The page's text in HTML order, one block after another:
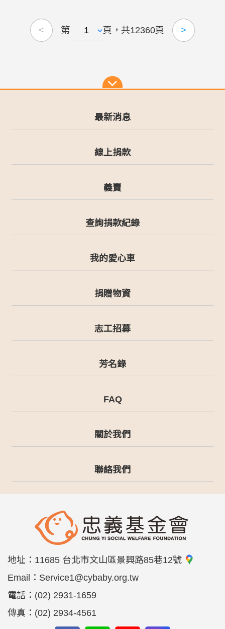
< 第 頁，共12360頁 >
最新消息
線上捐款
義賣
查詢捐款紀錄
我的愛心車
捐贈物資
志工招募
芳名錄
FAQ
關於我們
聯絡我們
地址： 11685 台北市文山區景興路85巷12號
Email： Service1@cybaby.org.tw
電話： (02) 2931-1659
傳真： (02) 2934-4561